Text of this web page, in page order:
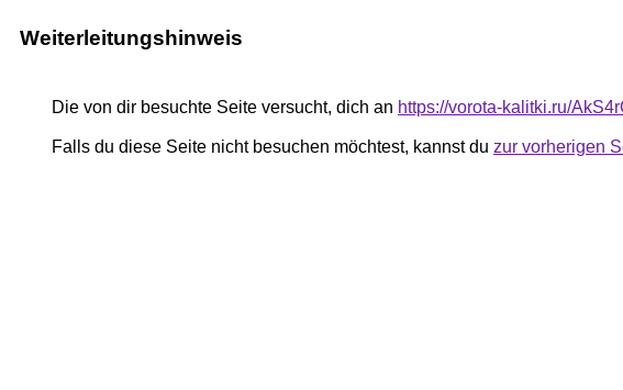
Weiterleitungshinweis
Die von dir besuchte Seite versucht, dich an https://vorota-kalitki.ru/
Falls du diese Seite nicht besuchen möchtest, kannst du zur vorherigen